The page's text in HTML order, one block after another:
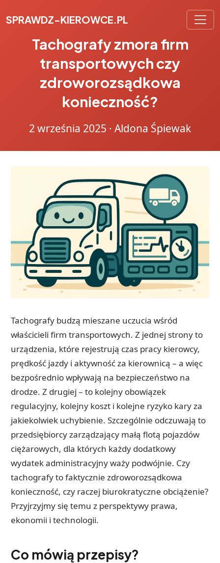
SPRAWDZ-KIEROWCE.PL
Tachografy zmora firm
transportowych czy
zdroworozsądkowa
konieczność?
2 września 2025 · Aldona Śpiewak
Tachografy budzą mieszane uczucia wśród
właścicieli firm transportowych. Z jednej strony to
urządzenia, które rejestrują czas pracy kierowcy,
prędkość jazdy i aktywność za kierownicą – a więc
bezpośrednio wpływają na bezpieczeństwo na
drodze. Z drugiej – to kolejny obowiązek
regulacyjny, kolejny koszt i kolejne ryzyko kary za
jakiekolwiek uchybienie. Szczególnie odczuwają to
przedsiębiorcy zarządzający małą flotą pojazdów
ciężarowych, dla których każdy dodatkowy
wydatek administracyjny waży podwójnie. Czy
tachografy to faktycznie zdroworozsądkowa
konieczność, czy raczej biurokratyczne obciążenie?
Przyjrzyjmy się temu z perspektywy prawa,
ekonomii i technologii.
Co mówią przepisy?